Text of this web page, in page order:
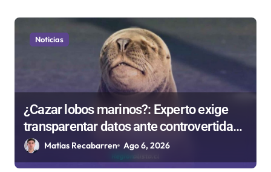
Noticias
¿Cazar lobos marinos?: Experto exige
transparentar datos ante controvertida
medida que evalúa el Gobierno
Matias Recabarren Ago 6, 2026